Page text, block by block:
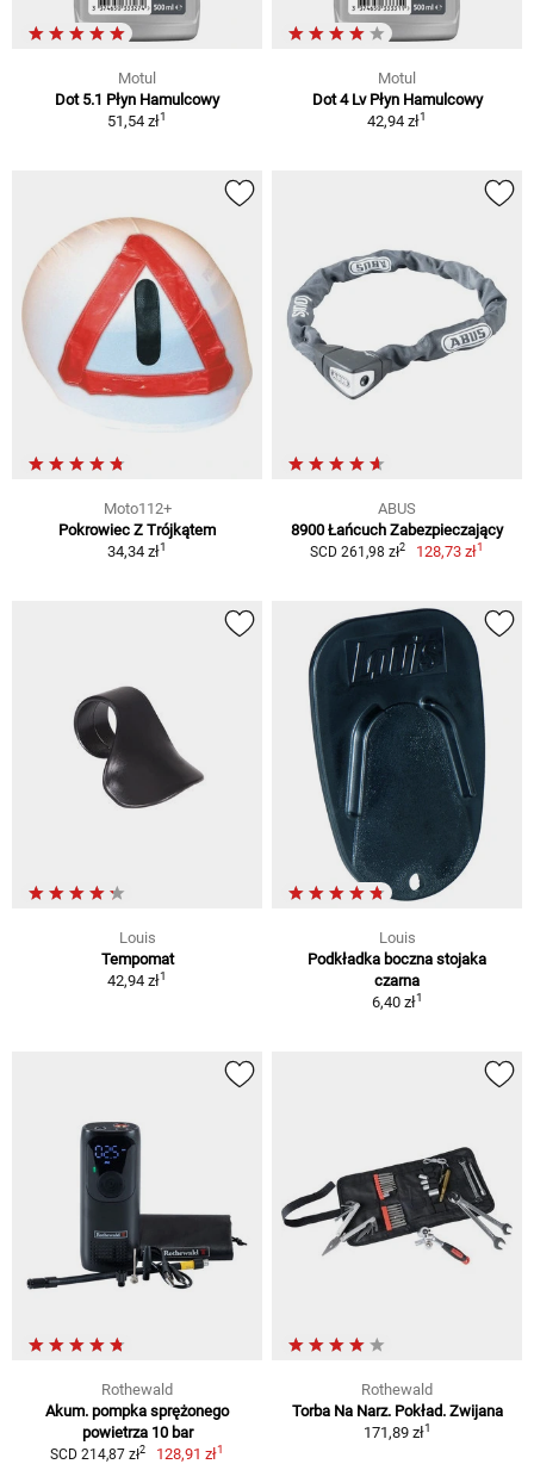
Motul
Dot 5.1 Płyn Hamulcowy
51,54 zł1
Motul
Dot 4 Lv Płyn Hamulcowy
42,94 zł1
Moto112+
Pokrowiec Z Trójkątem
34,34 zł1
ABUS
8900 Łańcuch Zabezpieczający
SCD 261,98 zł2 128,73 zł1
Louis
Tempomat
42,94 zł1
Louis
Podkładka boczna stojaka
czarna
6,40 zł1
Rothewald
Akum. pompka sprężonego
powietrza 10 bar
SCD 214,87 zł2 128,91 zł1
Rothewald
Torba Na Narz. Pokład. Zwijana
171,89 zł1